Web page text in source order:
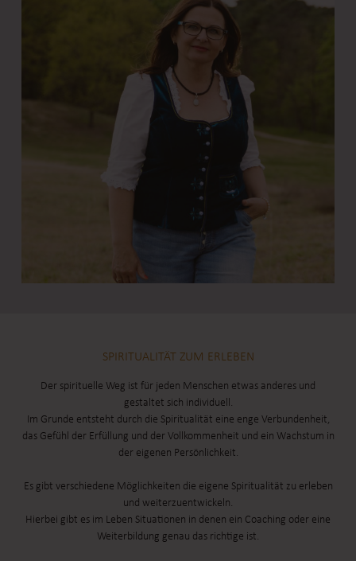
SPIRITUALITÄT ZUM ERLEBEN
Der spirituelle Weg ist für jeden Menschen etwas anderes und
gestaltet sich individuell.
Im Grunde entsteht durch die Spiritualität eine enge Verbundenheit,
das Gefühl der Erfüllung und der Vollkommenheit und ein Wachstum in
der eigenen Persönlichkeit.
Es gibt verschiedene Möglichkeiten die eigene Spiritualität zu erleben
und weiterzuentwickeln.
Hierbei gibt es im Leben Situationen in denen ein Coaching oder eine
Weiterbildung genau das richtige ist.